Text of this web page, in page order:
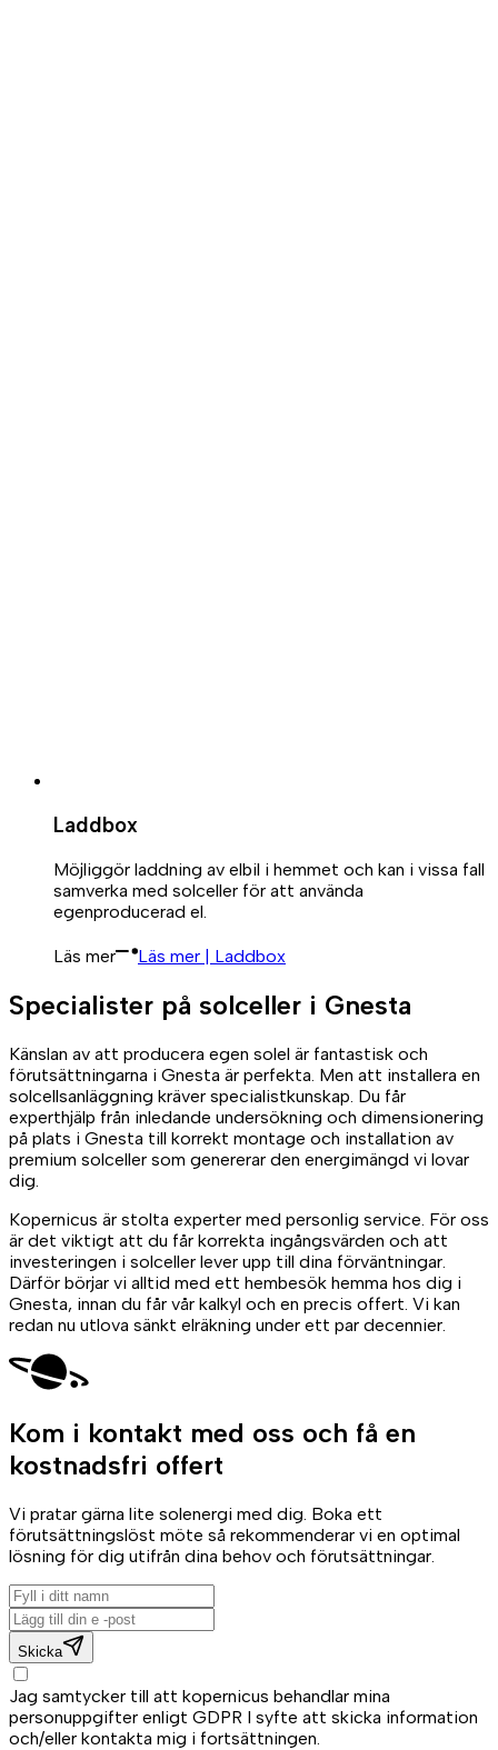
Laddbox
Möjliggör laddning av elbil i hemmet och kan i vissa fall
samverka med solceller för att använda
egenproducerad el.
Läs mer Läs mer | Laddbox
Specialister på solceller i Gnesta
Känslan av att producera egen solel är fantastisk och
förutsättningarna i Gnesta är perfekta. Men att installera en
solcellsanläggning kräver specialistkunskap. Du får
experthjälp från inledande undersökning och dimensionering
på plats i Gnesta till korrekt montage och installation av
premium solceller som genererar den energimängd vi lovar
dig.
Kopernicus är stolta experter med personlig service. För oss
är det viktigt att du får korrekta ingångsvärden och att
investeringen i solceller lever upp till dina förväntningar.
Därför börjar vi alltid med ett hembesök hemma hos dig i
Gnesta, innan du får vår kalkyl och en precis offert. Vi kan
redan nu utlova sänkt elräkning under ett par decennier.
Kom i kontakt med oss och få en
kostnadsfri offert
Vi pratar gärna lite solenergi med dig. Boka ett
förutsättningslöst möte så rekommenderar vi en optimal
lösning för dig utifrån dina behov och förutsättningar.
Skicka
Jag samtycker till att kopernicus behandlar mina
personuppgifter enligt GDPR I syfte att skicka information
och/eller kontakta mig i fortsättningen.